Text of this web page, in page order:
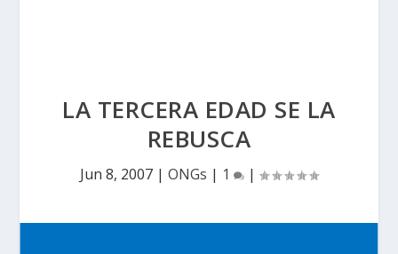
LA TERCERA EDAD SE LA
REBUSCA
Jun 8, 2007 | ONGs | 1 |